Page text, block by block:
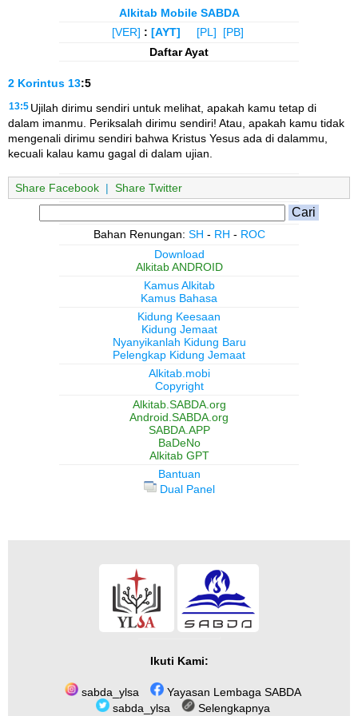
Alkitab Mobile SABDA
[VER] : [AYT] [PL]
[PB]
Daftar Ayat
2 Korintus 13:5
13:5 Ujilah dirimu sendiri untuk melihat, apakah kamu tetap di
dalam imanmu. Periksalah dirimu sendiri! Atau, apakah kamu tidak
mengenali dirimu sendiri bahwa Kristus Yesus ada di dalammu,
kecuali kalau kamu gagal di dalam ujian.
Share Facebook | Share Twitter
Bahan Renungan: SH - RH - ROC
Download
Alkitab ANDROID
Kamus Alkitab
Kamus Bahasa
Kidung Keesaan
Kidung Jemaat
Nyanyikanlah Kidung Baru
Pelengkap Kidung Jemaat
Alkitab.mobi
Copyright
Alkitab.SABDA.org
Android.SABDA.org
SABDA.APP
BaDeNo
Alkitab GPT
Bantuan
Dual Panel
Ikuti Kami:
sabda_ylsa
Yayasan Lembaga SABDA
sabda_ylsa
Selengkapnya